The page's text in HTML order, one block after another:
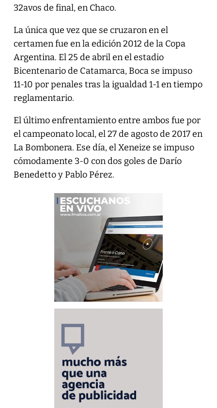
32avos de final, en Chaco.
La única que vez que se cruzaron en el
certamen fue en la edición 2012 de la Copa
Argentina. El 25 de abril en el estadio
Bicentenario de Catamarca, Boca se impuso
11-10 por penales tras la igualdad 1-1 en tiempo
reglamentario.
El último enfrentamiento entre ambos fue por
el campeonato local, el 27 de agosto de 2017 en
La Bombonera. Ese día, el Xeneize se impuso
cómodamente 3-0 con dos goles de Darío
Benedetto y Pablo Pérez.